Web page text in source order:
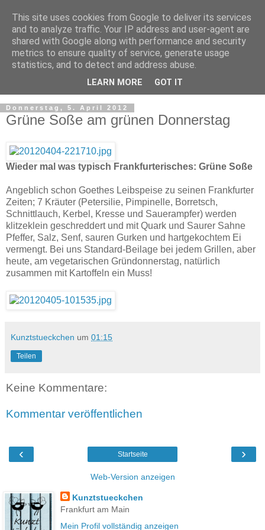
Donnerstag, 5. April 2012
Grüne Soße am grünen Donnerstag
Wieder mal was typisch Frankfurterisches: Grüne Soße
Angeblich schon Goethes Leibspeise zu seinen Frankfurter
Zeiten; 7 Kräuter (Petersilie, Pimpinelle, Borretsch,
Schnittlauch, Kerbel, Kresse und Sauerampfer) werden
klitzeklein geschreddert und mit Quark und Saurer Sahne
Pfeffer, Salz, Senf, sauren Gurken und hartgekochtem Ei
vermengt. Bei uns Standard-Beilage bei jedem Grillen, aber
heute, am vegetarischen Gründonnerstag, natürlich
zusammen mit Kartoffeln ein Muss!
Kunztstueckchen um 01:15
Teilen
Keine Kommentare:
Kommentar veröffentlichen
‹ ›
Startseite
Web-Version anzeigen
Kunztstueckchen
Frankfurt am Main
Mein Profil vollständig anzeigen
This site uses cookies from Google to deliver its services
and to analyze traffic. Your IP address and user-agent are
shared with Google along with performance and security
metrics to ensure quality of service, generate usage
statistics, and to detect and address abuse.
LEARN MORE GOT IT